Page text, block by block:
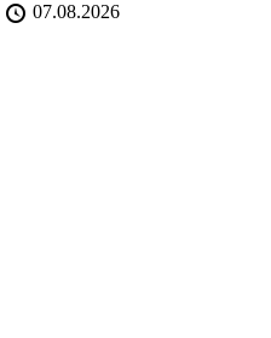
07.08.2026